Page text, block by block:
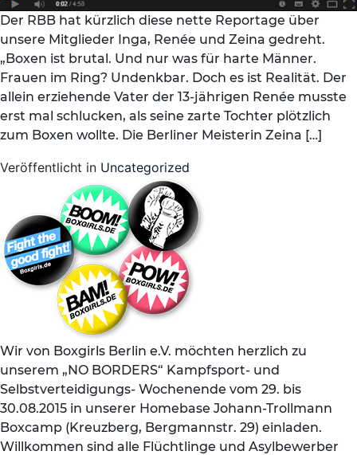
Der RBB hat kürzlich diese nette Reportage über
unsere Mitglieder Inga, Renée und Zeina gedreht.
„Boxen ist brutal. Und nur was für harte Männer.
Frauen im Ring? Undenkbar. Doch es ist Realität. Der
allein erziehende Vater der 13‑jährigen Renée musste
erst mal schlucken, als seine zarte Tochter plötzlich
zum Boxen wollte. Die Berliner Meisterin Zeina […]
Veröffentlicht in Uncategorized
Wir von Boxgirls Berlin e.V. möchten herzlich zu
unserem „NO BORDERS“ Kampfsport- und
Selbstverteidigungs- Wochenende vom 29. bis
30.08.2015 in unserer Homebase Johann-Trollmann
Boxcamp (Kreuzberg, Bergmannstr. 29) einladen.
Willkommen sind alle Flüchtlinge und Asylbewerber